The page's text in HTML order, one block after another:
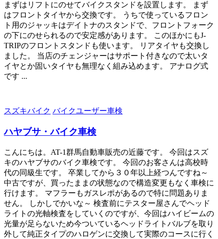
まずはリフトにのせてバイクスタンドを設置します。 まず
はフロントタイヤから交換です。 うちで使っているフロン
ト用のジャッキはデイトナのスタンドで、フロントフォーク
の下にのせられるので安定感があります。 このほかにもJ-
TRIPのフロントスタンドも使います。 リアタイヤも交換し
ました。 当店のチェンジャーはサポート付きなので太いタ
イヤとか固いタイヤも無理なく組み込めます。 アナログ式
です ...
スズキバイク バイクユーザー車検
ハヤブサ・バイク車検
こんにちは。AT-1群馬自動車販売の近藤です。 今回はスズ
キのハヤブサのバイク車検です。 今回のお客さんは高校時
代の同級生です。 卒業してから３０年以上経つんですね～
中古ですが、買ったままの状態なので構造変更もなく車検に
行けます。 マフラーもガスレポがあるので特に問題ありま
せん。 しかしでかいな～ 検査前にテスター屋さんでヘッド
ライトの光軸検査をしていくのですが、今回はハイビームの
光量が足らないため今ついているヘッドライトバルブを取り
外して純正タイプのハロゲンに交換して実際のコースに行く